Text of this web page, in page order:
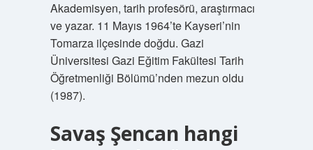
Akademisyen, tarih profesörü, araştırmacı
ve yazar. 11 Mayıs 1964’te Kayseri’nin
Tomarza ilçesinde doğdu. Gazi
Üniversitesi Gazi Eğitim Fakültesi Tarih
Öğretmenliği Bölümü’nden mezun oldu
(1987).
Savaş Şencan hangi